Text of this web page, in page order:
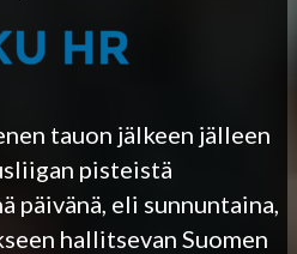
tauon jälkeen jälleen
pisteistä
päivänä, eli sunnuntaina,
hallitsevan Suomen